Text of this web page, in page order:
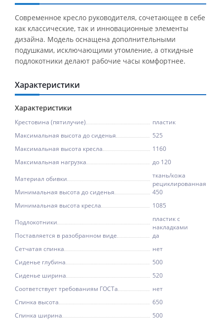
Современное кресло руководителя, сочетающее в себе
как классические, так и инновационные элементы
дизайна. Модель оснащена дополнительными
подушками, исключающими утомление, а откидные
подлокотники делают рабочие часы комфортнее.
Характеристики
Характеристики
Крестовина (пятилучие)
пластик
Максимальная высота до сиденья
525
Максимальная высота кресла
1160
Максимальная нагрузка
до 120
Материал обивки
ткань/кожа
рециклированная
Минимальная высота до сиденья
450
Минимальная высота кресла
1085
Подлокотники
пластик с
накладками
Поставляется в разобранном виде
да
Сетчатая спинка
нет
Сиденье глубина
500
Сиденье ширина
520
Соответствует требованиям ГОСТа
нет
Спинка высота
650
Спинка ширина
500